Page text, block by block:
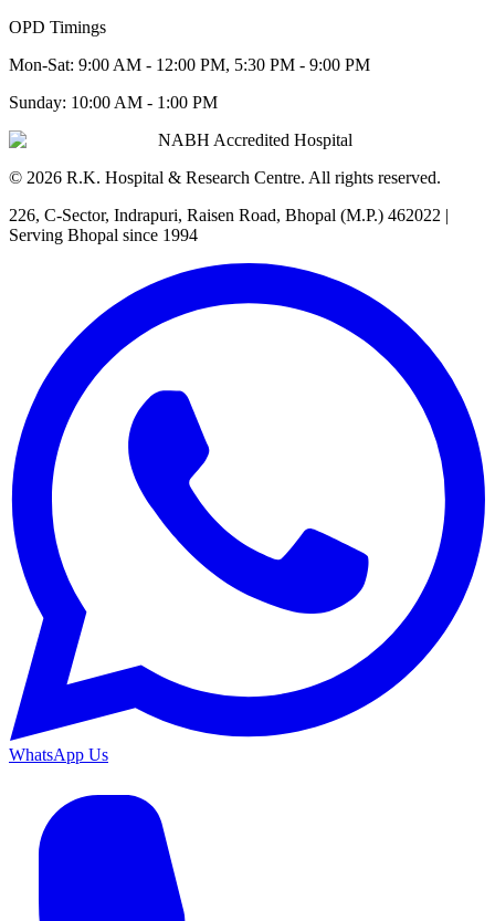
OPD Timings
Mon-Sat: 9:00 AM - 12:00 PM, 5:30 PM - 9:00 PM
Sunday: 10:00 AM - 1:00 PM
NABH Accredited Hospital
© 2026 R.K. Hospital & Research Centre. All rights reserved.
226, C-Sector, Indrapuri, Raisen Road, Bhopal (M.P.) 462022 |
Serving Bhopal since 1994
WhatsApp Us